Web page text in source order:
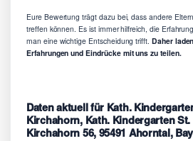
Eure Bewertung trägt dazu bei, dass andere
treffen können. Es ist immer hilfreich, die
man eine wichtige Entscheidung trifft. Daher
Erfahrungen und Eindrücke mit uns zu teilen.
Daten aktuell für Kath.
Kirchahorn, Kath. Kindergarten
Kirchahorn 56, 95491 Ahorntal,